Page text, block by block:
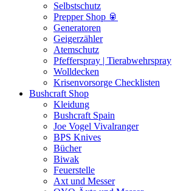
Selbstschutz
Prepper Shop 🥫
Generatoren
Geigerzähler
Atemschutz
Pfefferspray | Tierabwehrspray
Wolldecken
Krisenvorsorge Checklisten
Bushcraft Shop
Kleidung
Bushcraft Spain
Joe Vogel Vivalranger
BPS Knives
Bücher
Biwak
Feuerstelle
Axt und Messer